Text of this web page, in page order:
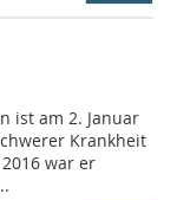
ist am 2. Januar
Krankheit
war er